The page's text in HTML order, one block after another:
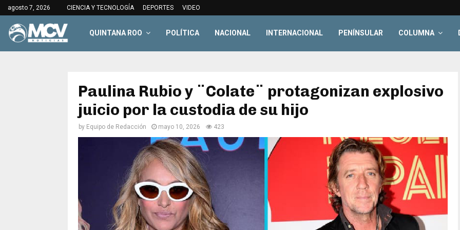
agosto 7, 2026 CIENCIA Y TECNOLOGÍA DEPORTES VIDEO
QUINTANA ROO POLÍTICA NACIONAL INTERNACIONAL PENÍNSULAR COLUMNA
Paulina Rubio y ¨Colate¨ protagonizan explosivo
juicio por la custodia de su hijo
by Equipo de Redacción mayo 10, 2026 423